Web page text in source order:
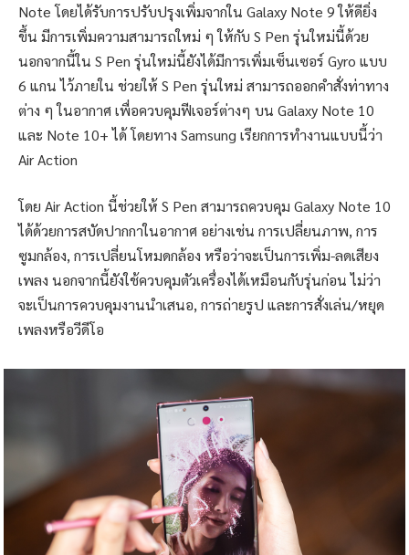
Note โดยได้รับการปรับปรุงเพิ่มจากใน Galaxy Note 9 ให้ดียิ่ง
ขึ้น มีการเพิ่มความสามารถใหม่ ๆ ให้กับ S Pen รุ่นใหม่นี้ด้วย
นอกจากนี้ใน S Pen รุ่นใหม่นี้ยังได้มีการเพิ่มเซ็นเซอร์ Gyro แบบ
6 แกน ไว้ภายใน ช่วยให้ S Pen รุ่นใหม่ สามารถออกคำสั่งท่าทาง
ต่าง ๆ ในอากาศ เพื่อควบคุมฟีเจอร์ต่างๆ บน Galaxy Note 10
และ Note 10+ ได้ โดยทาง Samsung เรียกการทำงานแบบนี้ว่า
Air Action
โดย Air Action นี้ช่วยให้ S Pen สามารถควบคุม Galaxy Note 10
ได้ด้วยการสบัดปากกาในอากาศ อย่างเช่น การเปลี่ยนภาพ, การ
ซูมกล้อง, การเปลี่ยนโหมดกล้อง หรือว่าจะเป็นการเพิ่ม-ลดเสียง
เพลง นอกจากนี้ยังใช้ควบคุมตัวเครื่องได้เหมือนกับรุ่นก่อน ไม่ว่า
จะเป็นการควบคุมงานนำเสนอ, การถ่ายรูป และการสั่งเล่น/หยุด
เพลงหรือวีดีโอ